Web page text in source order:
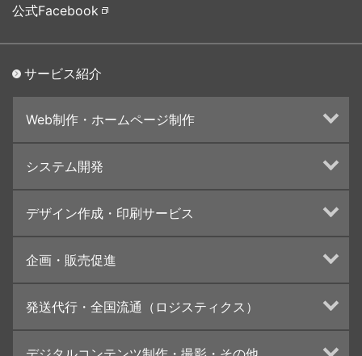
公式Facebook
サービス紹介
Web制作・ホームページ制作
ランディングページ制作
Web分析・改善・コンサルティング
インターネット広告代行
UI・UXデザイン設計
システム開発
デザイン作成・印刷サービス
カタログデザインの制作・印刷
冊子/パンフレットのデザイン制作・印刷
学校・会社案内パンフレット制作・印刷
高精細印刷（スブリマ印刷）
企画・販売促進
ブランディング戦略
イベント運営
発送代行・全国流通（ロジスティクス）